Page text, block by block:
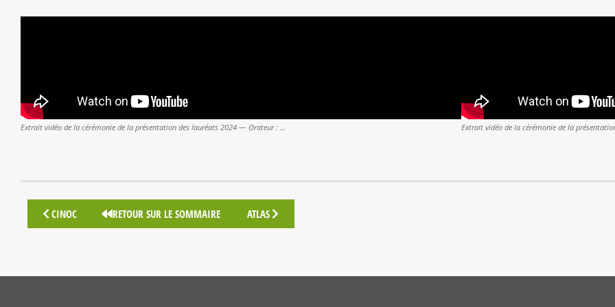
Extrait vidéo de la cérémonie de la présentation des lauréats 2024 — Orateur : … Extrait vidéo de la cérémonie de la
CINOC RETOUR SUR LE SOMMAIRE ATLAS